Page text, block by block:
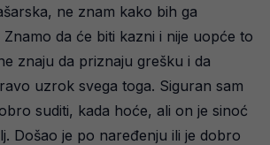
ne znam kako bih ga
da će biti kazni i nije uopće to
znaju da priznaju grešku i da
uzrok svega toga. Siguran sam
suditi, kada hoće, ali on je sinoć
Došao je po naređenju ili je dobro